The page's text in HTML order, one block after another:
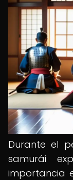
Durante el
samurái
importancia